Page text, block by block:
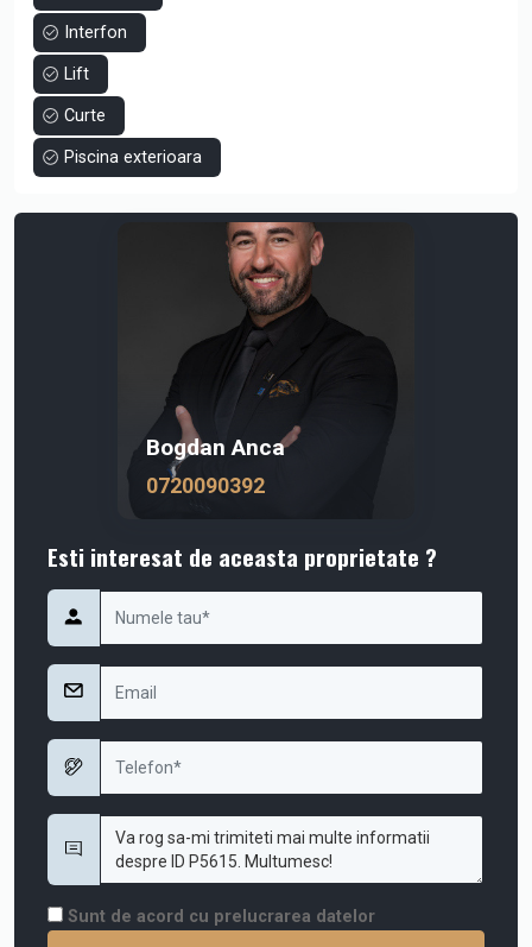
apartamentele deja finalizate din cadrul Ansamblului.
Interfon
Lift
Curte
Piscina exterioara
Bogdan Anca
0720090392
Esti interesat de aceasta proprietate ?
Sunt de acord cu prelucrarea datelor